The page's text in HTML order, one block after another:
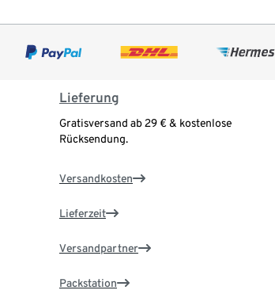
Lieferung
Gratisversand ab 29 € & kostenlose
Rücksendung.
Versandkosten
Lieferzeit
Versandpartner
Packstation